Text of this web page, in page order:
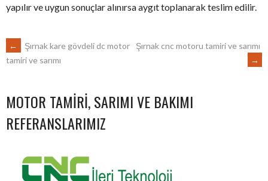
yapılır ve uygun sonuçlar alınırsa aygıt toplanarak teslim edilir.
POST
NAVIGATION
←
Şırnak kare gövdeli dc motor
tamiri ve sarımı
Şırnak cnc motoru tamiri ve sarımı
→
MOTOR TAMIRI, SARIMI VE BAKIMI
REFERANSLARIMIZ